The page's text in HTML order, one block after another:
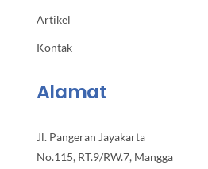
Artikel
Kontak
Alamat
Jl. Pangeran Jayakarta
No.115, RT.9/RW.7, Mangga